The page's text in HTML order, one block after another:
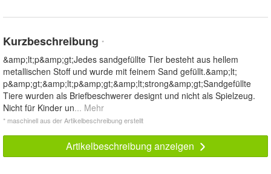
Kurzbeschreibung *
&amp;lt;p&amp;gt;Jedes sandgefüllte Tier besteht aus hellem
metallischen Stoff und wurde mit feinem Sand gefüllt.&amp;lt;
p&amp;gt;&amp;lt;p&amp;gt;&amp;lt;strong&amp;gt;Sandgefüllte
Tiere wurden als Briefbeschwerer designt und nicht als Spielzeug.
Nicht für Kinder un... Mehr
* maschinell aus der Artikelbeschreibung erstellt
Artikelbeschreibung anzeigen